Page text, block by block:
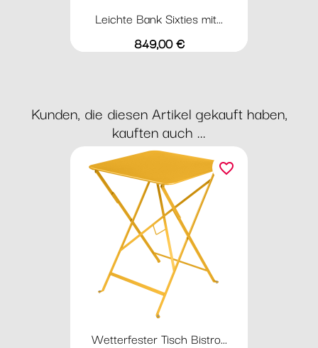
Leichte Bank Sixties mit...
Preis
849,00 €
Kunden, die diesen Artikel gekauft haben,
kauften auch ...
Wetterfester Tisch Bistro...
favorite_border